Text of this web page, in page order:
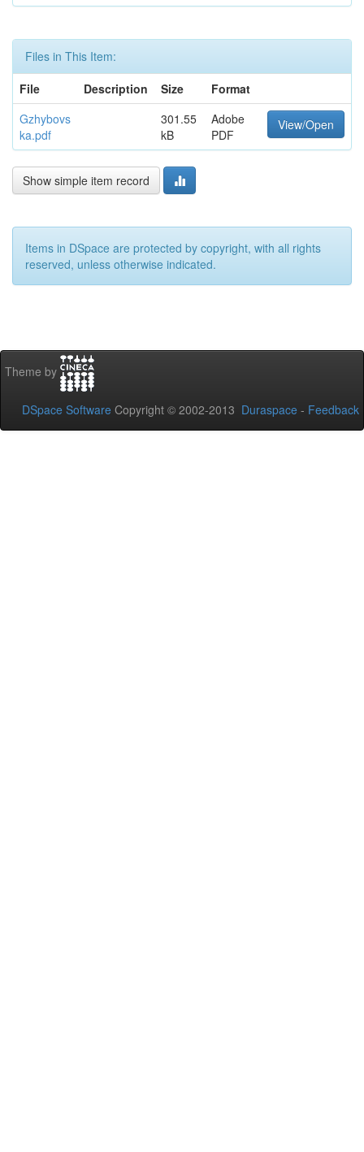
Files in This Item:
File
Description Size
Format
Gzhybovs
ka.pdf
301.55
kB
Adobe
PDF
View/Open
Show simple item record
Items in DSpace are protected by copyright, with all rights
reserved, unless otherwise indicated.
Theme by
DSpace Software Copyright © 2002-2013 Duraspace - Feedback